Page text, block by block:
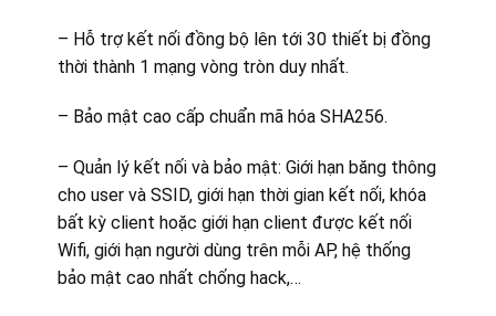
– Hỗ trợ kết nối đồng bộ lên tới 30 thiết bị đồng
thời thành 1 mạng vòng tròn duy nhất.
– Bảo mật cao cấp chuẩn mã hóa SHA256.
– Quản lý kết nối và bảo mật: Giới hạn băng thông
cho user và SSID, giới hạn thời gian kết nối, khóa
bất kỳ client hoặc giới hạn client được kết nối
Wifi, giới hạn người dùng trên mỗi AP, hệ thống
bảo mật cao nhất chống hack,…